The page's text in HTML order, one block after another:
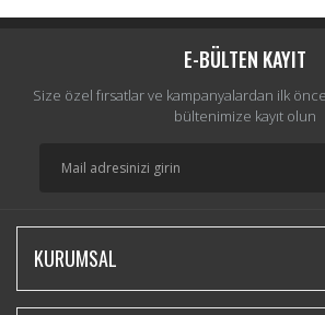
E-BÜLTEN KAYIT
Size özel fırsatlar ve kampanyalardan ilk
bültenimize kayıt olun
KURUMSAL